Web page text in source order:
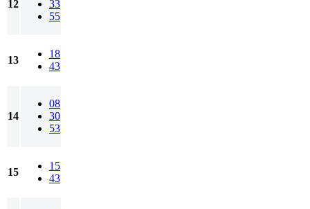
12
33
55
13
18
43
14
08
30
53
15
15
43